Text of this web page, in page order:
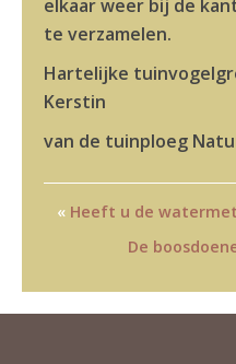
elkaar weer bij de
te verzamelen.
Hartelijke
Kerstin
van de tuinploeg
« Heeft u de
De